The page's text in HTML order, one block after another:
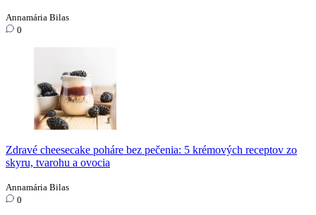
Annamária Bilas
0
Zdravé cheesecake poháre bez pečenia: 5 krémových receptov zo
skyru, tvarohu a ovocia
Annamária Bilas
0